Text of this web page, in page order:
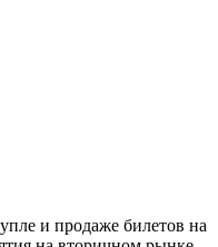
и продаже билетов на